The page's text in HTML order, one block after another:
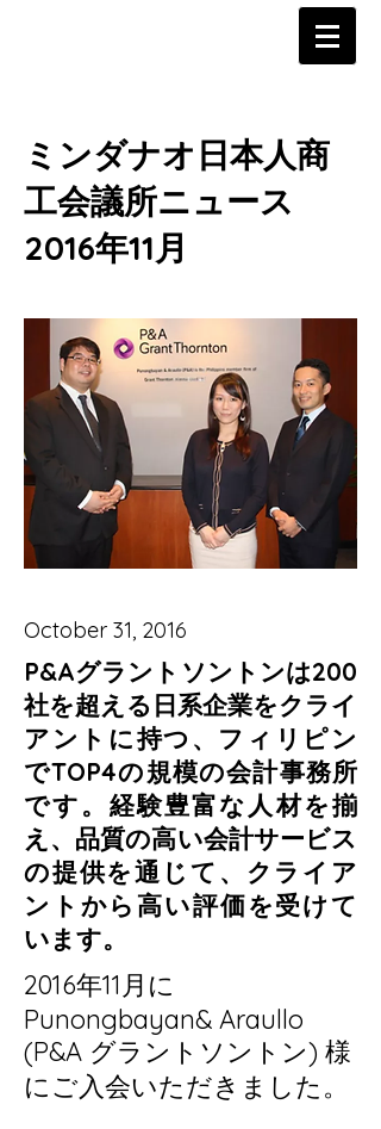
ミンダナオ日本人商
工会議所ニュース
2016年11月
October 31, 2016
P&Aグラントソントンは200
社を超える日系企業をクライ
アントに持つ、フィリピン
でTOP4の規模の会計事務所
です。経験豊富な人材を揃
え、品質の高い会計サービス
の提供を通じて、クライア
ントから高い評価を受けて
います。
2016年11月に
Punongbayan& Araullo
(P&A グラントソントン) 様
にご入会いただきました。